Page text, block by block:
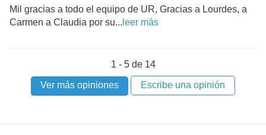
Mil gracias a todo el equipo de UR, Gracias a Lourdes, a
Carmen a Claudia por su... leer más
1 - 5 de 14
Ver más opiniones Escribe una opinión